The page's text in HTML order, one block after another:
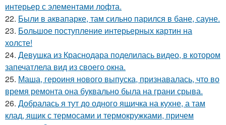
интерьер с элементами лофта.
22. Были в аквапарке, там сильно парился в бане, сауне.
23. Большое поступление интерьерных картин на
холсте!
24. Девушка из Краснодара поделилась видео, в котором
запечатлела вид из своего окна.
25. Маша, героиня нового выпуска, признавалась, что во
время ремонта она буквально была на грани срыва.
26. Добралась я тут до одного ящичка на кухне, а там
клад, ящик с термосами и термокружками, причем